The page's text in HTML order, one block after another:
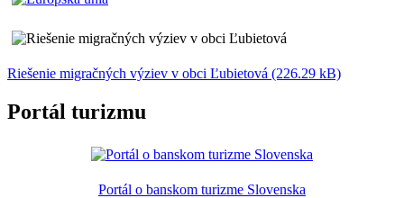
Riešenie migračných výziev v obci Ľubietová (226.29 kB)
Portál turizmu
Portál o banskom turizme Slovenska